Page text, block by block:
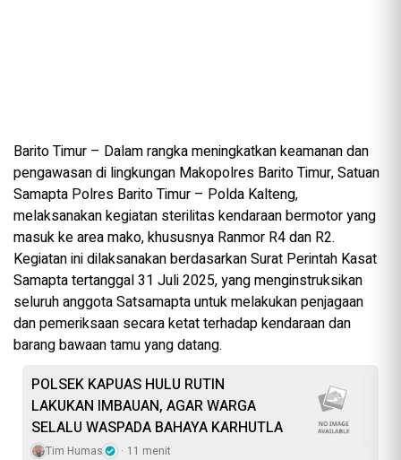
Barito Timur – Dalam rangka meningkatkan keamanan dan
pengawasan di lingkungan Makopolres Barito Timur, Satuan
Samapta Polres Barito Timur – Polda Kalteng,
melaksanakan kegiatan sterilitas kendaraan bermotor yang
masuk ke area mako, khususnya Ranmor R4 dan R2.
Kegiatan ini dilaksanakan berdasarkan Surat Perintah Kasat
Samapta tertanggal 31 Juli 2025, yang menginstruksikan
seluruh anggota Satsamapta untuk melakukan penjagaan
dan pemeriksaan secara ketat terhadap kendaraan dan
barang bawaan tamu yang datang.
POLSEK KAPUAS HULU RUTIN
LAKUKAN IMBAUAN, AGAR WARGA
SELALU WASPADA BAHAYA KARHUTLA
Tim Humas 11 menit